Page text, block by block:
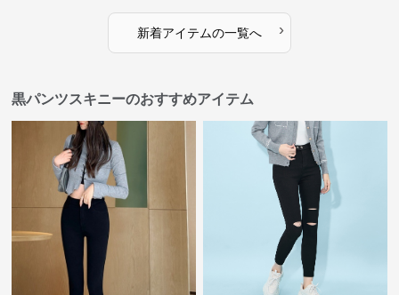
新着アイテムの一覧へ ›
黒パンツスキニーのおすすめアイテム